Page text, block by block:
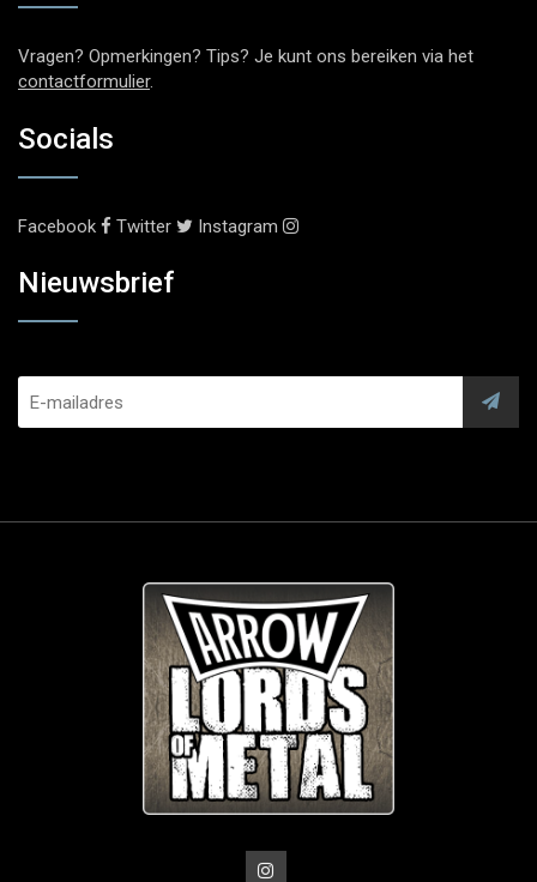
Vragen? Opmerkingen? Tips? Je kunt ons bereiken via het
contactformulier.
Socials
Facebook Twitter Instagram
Nieuwsbrief